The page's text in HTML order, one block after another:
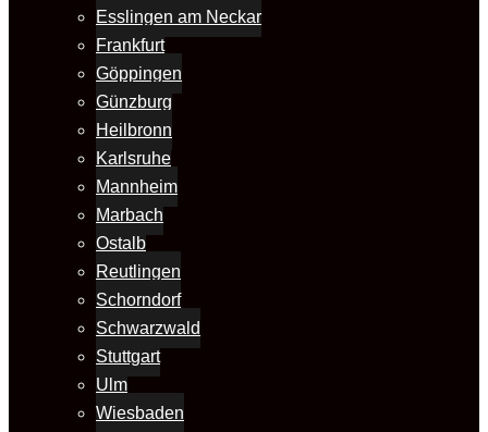
Esslingen am Neckar
Frankfurt
Göppingen
Günzburg
Heilbronn
Karlsruhe
Mannheim
Marbach
Ostalb
Reutlingen
Schorndorf
Schwarzwald
Stuttgart
Ulm
Wiesbaden